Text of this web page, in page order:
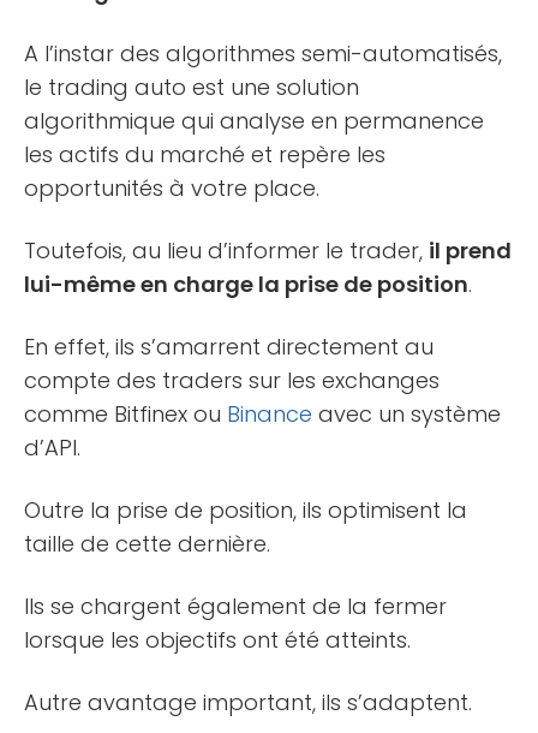
A l’instar des algorithmes semi-automatisés,
le trading auto est une solution
algorithmique qui analyse en permanence
les actifs du marché et repère les
opportunités à votre place.
Toutefois, au lieu d’informer le trader, il prend
lui-même en charge la prise de position.
En effet, ils s’amarrent directement au
compte des traders sur les exchanges
comme Bitfinex ou Binance avec un système
d’API.
Outre la prise de position, ils optimisent la
taille de cette dernière.
Ils se chargent également de la fermer
lorsque les objectifs ont été atteints.
Autre avantage important, ils s’adaptent.